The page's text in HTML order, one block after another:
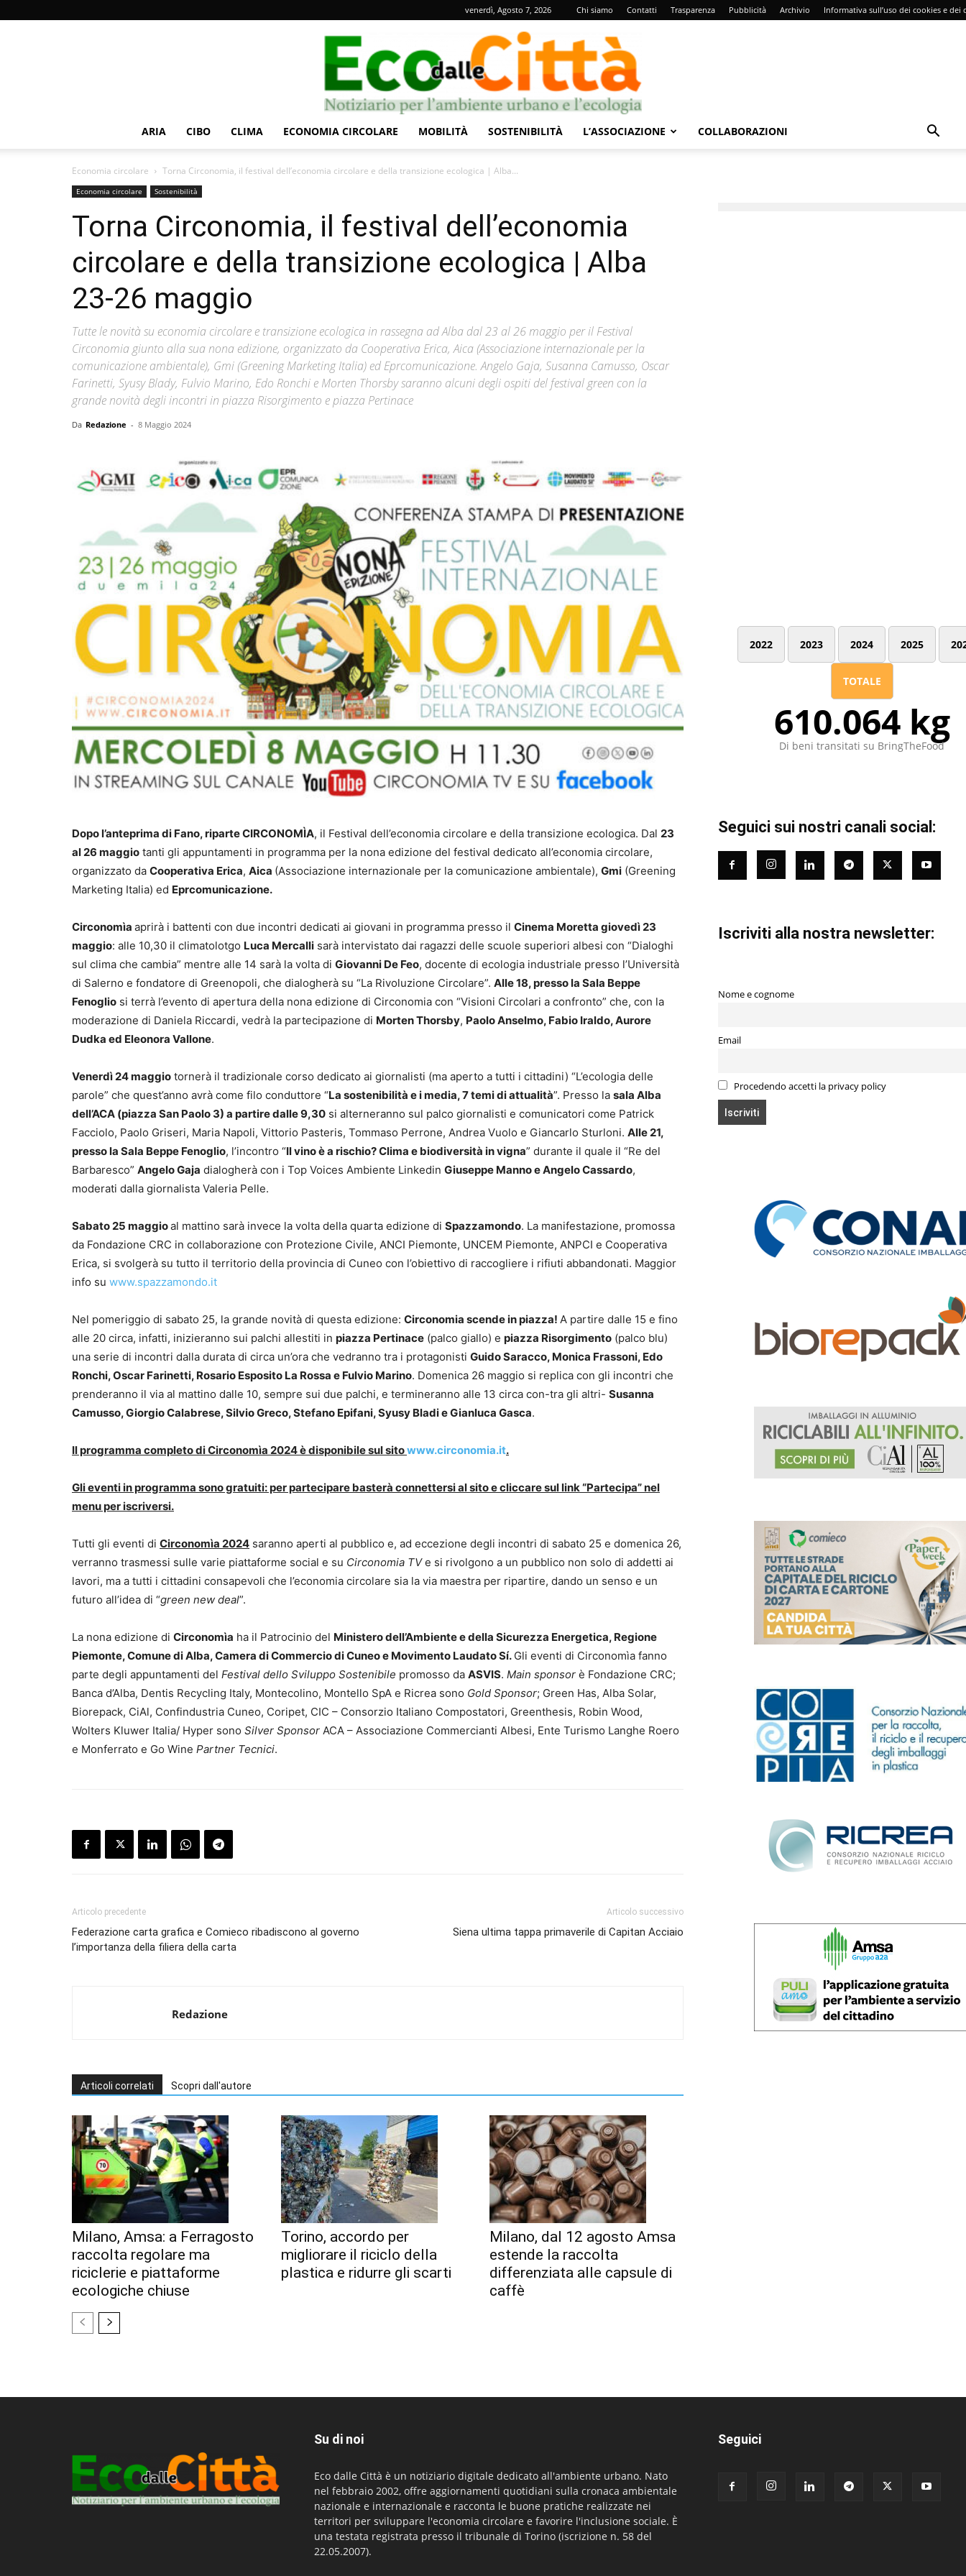
venerdì, Agosto 7, 2026 Chi siamo Contatti Trasparenza Pubblicità Archivio Informativa sull’uso dei cookies e dei
dalle
Città
ARIA CIBO CLIMA ECONOMIA CIRCOLARE MOBILITÀ SOSTENIBILITÀ L’ASSOCIAZIONE COLLABORAZIONI
Economia circolare Torna Circonomia, il festival dell’economia circolare e della transizione ecologica | Alba...
Economia circolare Sostenibilità
Torna Circonomia, il festival dell’economia
circolare e della transizione ecologica | Alba
23-26 maggio
Tutte le novità su economia circolare e transizione ecologica in rassegna ad Alba dal 23 al 26 maggio per il Festival
Circonomia giunto alla sua nona edizione, organizzato da Cooperativa Erica, Aica (Associazione internazionale per la
comunicazione ambientale), Gmi (Greening Marketing Italia) ed Eprcomunicazione. Angelo Gaja, Susanna Camusso, Oscar
Farinetti, Syusy Blady, Fulvio Marino, Edo Ronchi e Morten Thorsby saranno alcuni degli ospiti del festival green con la
grande novità degli incontri in piazza Risorgimento e piazza Pertinace
Da Redazione - 8 Maggio 2024
Dopo l’anteprima di Fano, riparte CIRCONOMÌA, il Festival dell’economia circolare e della transizione ecologica. Dal 23
al 26 maggio tanti gli appuntamenti in programma per la nona edizione del festival dedicato all’economia circolare,
organizzato da Cooperativa Erica, Aica (Associazione internazionale per la comunicazione ambientale), Gmi (Greening
Marketing Italia) ed Eprcomunicazione.
Circonomìa aprirà i battenti con due incontri dedicati ai giovani in programma presso il Cinema Moretta giovedì 23
maggio: alle 10,30 il climatolotgo Luca Mercalli sarà intervistato dai ragazzi delle scuole superiori albesi con “Dialoghi
sul clima che cambia” mentre alle 14 sarà la volta di Giovanni De Feo, docente di ecologia industriale presso l’Università
di Salerno e fondatore di Greenopoli, che dialogherà su “La Rivoluzione Circolare”. Alle 18, presso la Sala Beppe
Fenoglio si terrà l’evento di apertura della nona edizione di Circonomia con “Visioni Circolari a confronto” che, con la
moderazione di Daniela Riccardi, vedrà la partecipazione di Morten Thorsby, Paolo Anselmo, Fabio Iraldo, Aurore
Dudka ed Eleonora Vallone.
Venerdì 24 maggio tornerà il tradizionale corso dedicato ai giornalisti (ma aperto a tutti i cittadini) “L’ecologia delle
parole” che quest’anno avrà come filo conduttore “La sostenibilità e i media, 7 temi di attualità”. Presso la sala Alba
dell’ACA (piazza San Paolo 3) a partire dalle 9,30 si alterneranno sul palco giornalisti e comunicatori come Patrick
Facciolo, Paolo Griseri, Maria Napoli, Vittorio Pasteris, Tommaso Perrone, Andrea Vuolo e Giancarlo Sturloni. Alle 21,
presso la Sala Beppe Fenoglio, l’incontro “Il vino è a rischio? Clima e biodiversità in vigna” durante il quale il “Re del
Barbaresco” Angelo Gaja dialogherà con i Top Voices Ambiente Linkedin Giuseppe Manno e Angelo Cassardo,
moderati dalla giornalista Valeria Pelle.
Sabato 25 maggioal mattino sarà invece la volta della quarta edizione di Spazzamondo. La manifestazione, promossa
da Fondazione CRC in collaborazione con Protezione Civile, ANCI Piemonte, UNCEM Piemonte, ANPCI e Cooperativa
Erica, si svolgerà su tutto il territorio della provincia di Cuneo con l’obiettivo di raccogliere i rifiuti abbandonati. Maggior
info su www.spazzamondo.it
Nel pomeriggio di sabato 25, la grande novità di questa edizione: Circonomia scende in piazza! A partire dalle 15 e fino
alle 20 circa, infatti, inizieranno sui palchi allestiti in piazza Pertinace (palco giallo) e piazza Risorgimento (palco blu)
una serie di incontri dalla durata di circa un’ora che vedranno tra i protagonisti Guido Saracco, Monica Frassoni, Edo
Ronchi, Oscar Farinetti, Rosario Esposito La Rossa e Fulvio Marino. Domenica 26 maggio si replica con gli incontri che
prenderanno il via al mattino dalle 10, sempre sui due palchi, e termineranno alle 13 circa con-tra gli altri- Susanna
Camusso, Giorgio Calabrese, Silvio Greco, Stefano Epifani, Syusy Bladi e Gianluca Gasca.
Il programma completo di Circonomìa 2024 è disponibile sul sitowww.circonomia.it.
Gli eventi in programma sono gratuiti: per partecipare basterà connettersi al sito e cliccare sul link “Partecipa” nel
menu per iscriversi.
Tutti gli eventi di Circonomìa 2024 saranno aperti al pubblico e, ad eccezione degli incontri di sabato 25 e domenica 26,
verranno trasmessi sulle varie piattaforme social e su Circonomia TVe si rivolgono a un pubblico non solo di addetti ai
lavori, ma a tutti i cittadini consapevoli che l’economia circolare sia la via maestra per ripartire, dando un senso e un
futuro all’idea di “green new deal”.
La nona edizione di Circonomìa ha il Patrocinio del Ministero dell’Ambiente e della Sicurezza Energetica, Regione
Piemonte, Comune di Alba, Camera di Commercio di Cuneo e Movimento Laudato Sí. Gli eventi di Circonomìa fanno
parte degli appuntamenti del Festival dello Sviluppo Sostenibile promosso da ASVIS. Main sponsor è Fondazione CRC;
Banca d’Alba, Dentis Recycling Italy, Montecolino, Montello SpA e Ricrea sono Gold Sponsor; Green Has, Alba Solar,
Biorepack, CiAl, Confindustria Cuneo, Coripet, CIC – Consorzio Italiano Compostatori, Greenthesis, Robin Wood,
Wolters Kluwer Italia/ Hyper sono Silver Sponsor ACA – Associazione Commercianti Albesi, Ente Turismo Langhe Roero
e Monferrato e Go Wine Partner Tecnici.
Articolo precedente
Federazione carta grafica e Comieco ribadiscono al governo
l’importanza della filiera della carta
Articolo successivo
Siena ultima tappa primaverile di Capitan Acciaio
Redazione
Articoli correlati Scopri dall'autore
Milano, Amsa: a Ferragosto
raccolta regolare ma
riciclerie e piattaforme
ecologiche chiuse
Torino, accordo per
migliorare il riciclo della
plastica e ridurre gli scarti
Milano, dal 12 agosto Amsa
estende la raccolta
differenziata alle capsule di
caffè
2022 2023 2024 2025
TOTALE
610.064 kg
Di beni transitati su BringTheFood
Seguici sui nostri canali social:
Iscriviti alla nostra newsletter:
Nome e cognome
Email
Procedendo accetti la privacy policy
Su di noi
Eco dalle Città è un notiziario digitale dedicato all'ambiente urbano. Nato
nel febbraio 2002, offre aggiornamenti quotidiani sulla cronaca ambientale
nazionale e internazionale e racconta le buone pratiche realizzate nei
territori per sviluppare l'economia circolare e favorire l'inclusione sociale. È
una testata registrata presso il tribunale di Torino (iscrizione n. 58 del
22.05.2007).
Seguici